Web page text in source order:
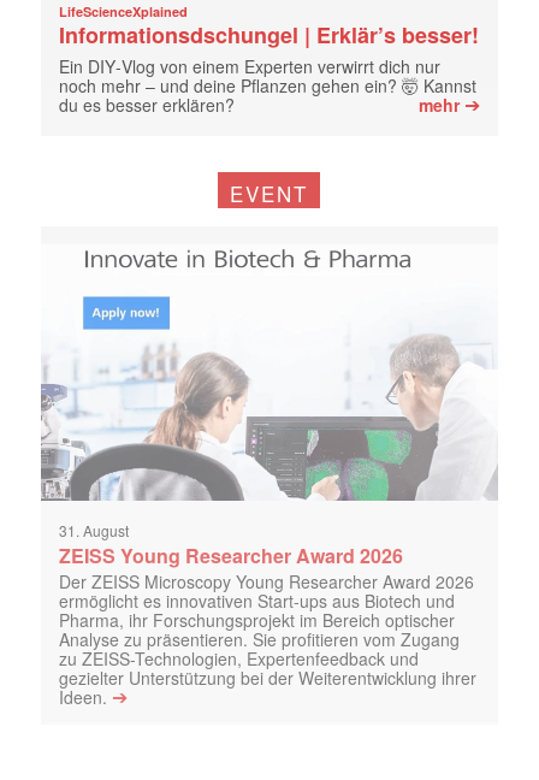
LifeScienceXplained
Informationsdschungel | Erklär’s besser!
Ein DIY‑Vlog von einem Experten verwirrt dich nur
noch mehr – und deine Pflanzen gehen ein? 🤯 Kannst
du es besser erklären?
mehr➔
EVENT
31. August
ZEISS Young Researcher Award 2026
Der ZEISS Microscopy Young Researcher Award 2026
ermöglicht es innovativen Start-ups aus Biotech und
Pharma, ihr Forschungsprojekt im Bereich optischer
Analyse zu präsentieren. Sie profitieren vom Zugang
zu ZEISS-Technologien, Expertenfeedback und
gezielter Unterstützung bei der Weiterentwicklung ihrer
Ideen. ➔